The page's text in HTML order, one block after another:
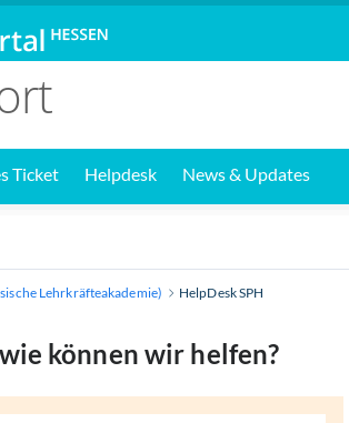
Ticket Helpdesk News & Updates
Lehrkräfteakademie) HelpDesk SPH
können wir helfen?